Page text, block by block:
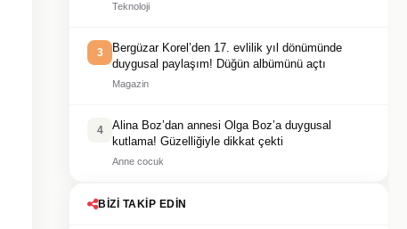
Teknoloji
3
Bergüzar Korel’den 17. evlilik yıl dönümünde
duygusal paylaşım! Düğün albümünü açtı
Magazin
4
Alina Boz’dan annesi Olga Boz’a duygusal
kutlama! Güzelliğiyle dikkat çekti
Anne cocuk
BIZI TAKIP EDIN